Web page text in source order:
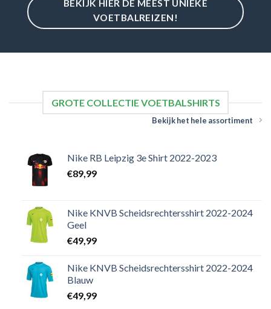
BEKIJK HIER DE MEEST UNIEKE
VOETBALREIZEN!
GROTE COLLECTIE VOETBALSHIRTS
Bekijk het hele assortiment
Nike RB Leipzig 3e Shirt 2022-2023
€89,99
Nike KNVB Scheidsrechtersshirt 2022-2024
Geel
€49,99
Nike KNVB Scheidsrechtersshirt 2022-2024
Blauw
€49,99